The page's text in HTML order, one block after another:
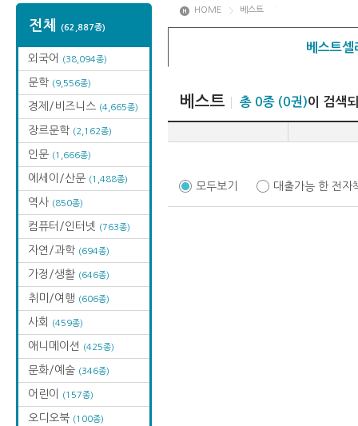
전체 (62,887종)
외국어 (38,094종)
문학 (9,556종)
경제/비즈니스 (4,665종)
장르문학 (2,162종)
인문 (1,666종)
에세이/산문 (1,488종)
역사 (850종)
컴퓨터/인터넷 (763종)
자연/과학 (694종)
가정/생활 (646종)
취미/여행 (606종)
사회 (459종)
애니메이션 (425종)
문화/예술 (346종)
어린이 (157종)
오디오북 (100종)
HOME 베스트
베스트
베스트 총 0종 (0권)이 검색
모두보기 대출가능 한 전자